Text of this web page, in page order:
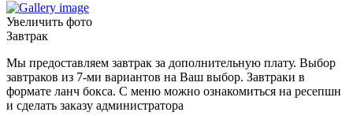
Увеличить фото
Завтрак
Мы предоставляем завтрак за дополнительную плату. Выбор
завтраков из 7-ми вариантов на Ваш выбор. Завтраки в
формате ланч бокса. С меню можно ознакомиться на ресепшн
и сделать заказу администратора